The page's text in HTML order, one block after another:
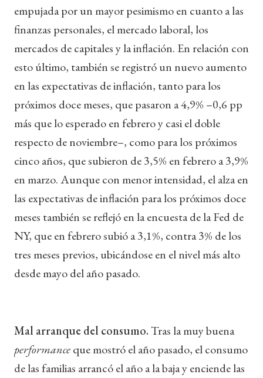
empujada por un mayor pesimismo en cuanto a las
finanzas personales, el mercado laboral, los
mercados de capitales y la inflación. En relación con
esto último, también se registró un nuevo aumento
en las expectativas de inflación, tanto para los
próximos doce meses, que pasaron a 4,9% –0,6 pp
más que lo esperado en febrero y casi el doble
respecto de noviembre–, como para los próximos
cinco años, que subieron de 3,5% en febrero a 3,9%
en marzo. Aunque con menor intensidad, el alza en
las expectativas de inflación para los próximos doce
meses también se reflejó en la encuesta de la Fed de
NY, que en febrero subió a 3,1%, contra 3% de los
tres meses previos, ubicándose en el nivel más alto
desde mayo del año pasado.
Mal arranque del consumo.Tras la muy buena
performanceque mostró el año pasado, el consumo
de las familias arrancó el año a la baja y enciende las